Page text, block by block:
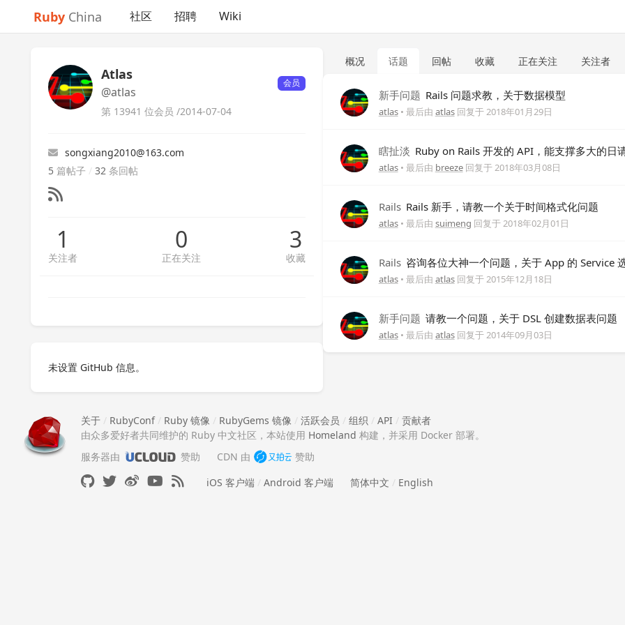
Ruby China 社区 招聘 Wiki
Atlas
@atlas
会员
第 13941 位会员 /2014-07-04
songxiang2010@163.com
5 篇帖子 / 32 条回帖
1
关注者
0
正在关注
3
收藏
未设置 GitHub 信息。
概况 话题 回帖 收藏 正在关注 关注者
新手问题 Rails 问题求教，关于数据模型
atlas • 最后由 atlas回复于2018年01月29日
瞎扯淡 Ruby on Rails 开发的 API，能支撑多大的日
atlas • 最后由 breeze回复于2018年03月08日
Rails Rails 新手，请教一个关于时间格式化问题
atlas • 最后由 suimeng 回复于2018年02月01日
Rails 咨询各位大神一个问题，关于 App 的 Service
atlas • 最后由 atlas回复于2015年12月18日
新手问题 请教一个问题，关于 DSL 创建数据表问题
atlas • 最后由 atlas回复于2014年09月03日
关于 / RubyConf/ Ruby 镜像 / RubyGems 镜像 / 活跃会员 / 组织 / API / 贡献者
由众多爱好者共同维护的 Ruby 中文社区，本站使用 Homeland 构建，并采用 Docker 部署。
服务器由
赞助 CDN 由
赞助
iOS 客户端 / Android 客户端 简体中文 / English